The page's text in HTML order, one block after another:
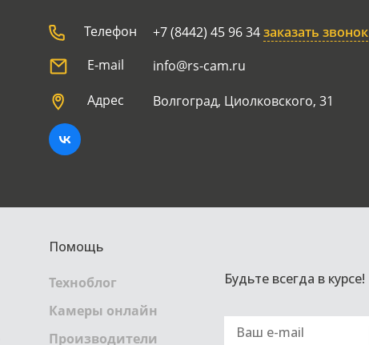
Телефон +7 (8442) 45 96 34заказать звонок
E-mail
info@rs-cam.ru
Адрес
Волгоград, Циолковского, 31
Помощь
Техноблог
Камеры онлайн
Производители
Будьте всегда в курсе!